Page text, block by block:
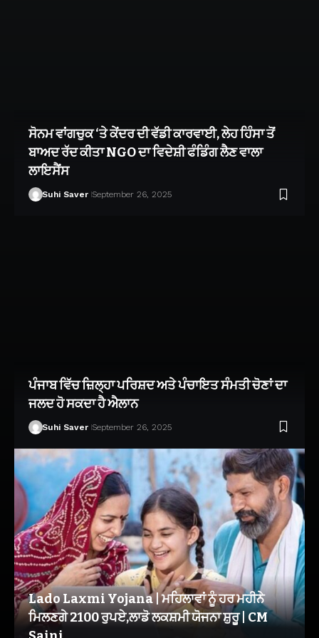
ਸੋਨਮ ਵਾਂਗਚੁਕ ‘ਤੇ ਕੇਂਦਰ ਦੀ ਵੱਡੀ ਕਾਰਵਾਈ, ਲੇਹ ਹਿੰਸਾ ਤੋਂ
ਬਾਅਦ ਰੱਦ ਕੀਤਾ NGO ਦਾ ਵਿਦੇਸ਼ੀ ਫੰਡਿੰਗ ਲੈਣ ਵਾਲਾ
ਲਾਇਸੈਂਸ
Suhi Saver September 26, 2025
ਪੰਜਾਬ ਵਿੱਚ ਜ਼ਿਲ੍ਹਾ ਪਰਿਸ਼ਦ ਅਤੇ ਪੰਚਾਇਤ ਸੰਮਤੀ ਚੋਣਾਂ ਦਾ
ਜਲਦ ਹੋ ਸਕਦਾ ਹੈ ਐਲਾਨ
Suhi Saver September 26, 2025
Lado Laxmi Yojana | ਮਹਿਲਾਵਾਂ ਨੂੰ ਹਰ ਮਹੀਨੇ
ਮਿਲਣਗੇ 2100 ਰੁਪਏ,ਲਾਡੋ ਲਕਸ਼ਮੀ ਯੋਜਨਾ ਸ਼ੁਰੂ | CM